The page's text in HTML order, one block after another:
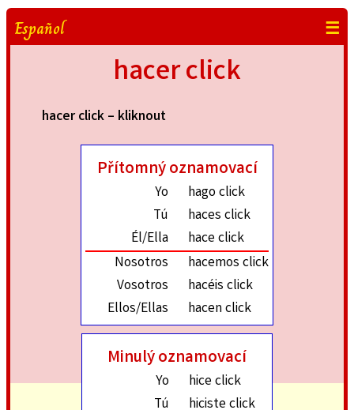
Español ☰
hacer click
hacer click – kliknout
Přítomný oznamovací
Yo
hago click
Tú
haces click
Él/Ella
hace click
Nosotros
hacemos click
Vosotros
hacéis click
Ellos/Ellas
hacen click
Minulý oznamovací
Yo
hice click
Tú
hiciste click